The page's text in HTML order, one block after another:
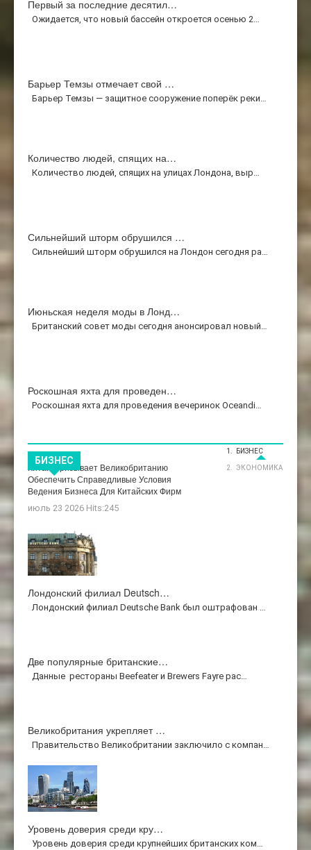
Первый за последние десятил…
Ожидается, что новый бассейн откроется осенью 2…
Барьер Темзы отмечает свой …
Барьер Темзы — защитное сооружение поперёк реки…
Количество людей, спящих на…
Количество людей, спящих на улицах Лондона, выр…
Сильнейший шторм обрушился …
Сильнейший шторм обрушился на Лондон сегодня ра…
Июньская неделя моды в Лонд…
Британский совет моды сегодня анонсировал новый…
Роскошная яхта для проведен…
Роскошная яхта для проведения вечеринок Oceandi…
БИЗНЕС
БИЗНЕС
ЭКОНОМИКА
Китай Призывает Великобританию
Обеспечить Справедливые Условия
Ведения Бизнеса Для Китайских Фирм
июль 23 2026 Hits:245
Бизнес
Лондонский филиал Deutsch…
Лондонский филиал Deutsche Bank был оштрафован …
Две популярные британские…
Данные рестораны Beefeater и Brewers Fayre рас…
Великобритания укрепляет …
Правительство Великобритании заключило с компан…
Уровень доверия среди кру…
Уровень доверия среди крупнейших британских ком…